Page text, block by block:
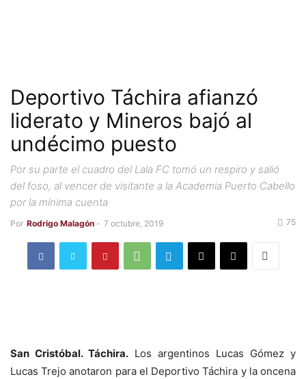
Deportivo Táchira afianzó
liderato y Mineros bajó al
undécimo puesto
Por su parte el cuadro del Lala FC tomó un respiro y salió
del foso, al vencer de visitante a la Academia Puerto Cabello
por la mínima cuenta
Por Rodrigo Malagón - 7 octubre, 2019 75
San Cristóbal. Táchira. Los argentinos Lucas Gómez y
Lucas Trejo anotaron para el Deportivo Táchira y la oncena